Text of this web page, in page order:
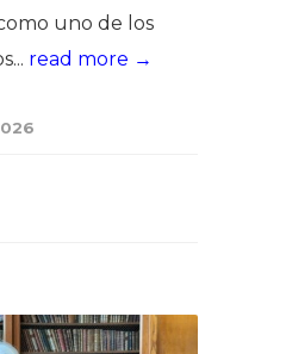
uno de los
read more →